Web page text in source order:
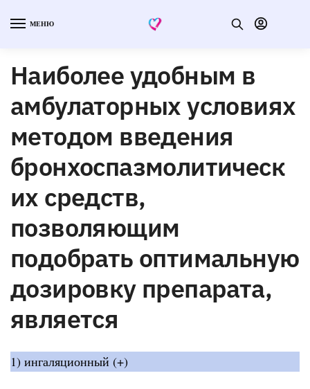
МЕНЮ
Наиболее удобным в
амбулаторных условиях
методом введения
бронхоспазмолитическ
их средств,
позволяющим
подобрать оптимальную
дозировку препарата,
является
1) ингаляционный (+)